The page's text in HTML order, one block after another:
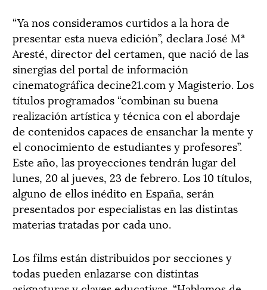
“Ya nos consideramos curtidos a la hora de
presentar esta nueva edición”, declara José Mª
Aresté, director del certamen, que nació de las
sinergias del portal de información
cinematográfica decine21.com y Magisterio. Los
títulos programados “combinan su buena
realización artística y técnica con el abordaje
de contenidos capaces de ensanchar la mente y
el conocimiento de estudiantes y profesores”.
Este año, las proyecciones tendrán lugar del
lunes, 20 al jueves, 23 de febrero. Los 10 títulos,
alguno de ellos inédito en España, serán
presentados por especialistas en las distintas
materias tratadas por cada uno.
Los films están distribuidos por secciones y
todas pueden enlazarse con distintas